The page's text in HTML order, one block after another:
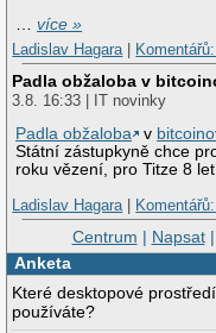
…více »
Ladislav Hagara|
Padla obžaloba v
3.8. 16:33 | IT novinky
Padla obžaloba
v
Státní zástupkyně chce
roku vězení, pro Titze 8
Ladislav Hagara|
Centrum | Napsat|
Anketa
Které desktopové
používáte?